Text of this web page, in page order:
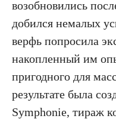
возобновились
добился немалых
верфь попросила
накопленный им
пригодного для
результате была
Symphonie, тираж